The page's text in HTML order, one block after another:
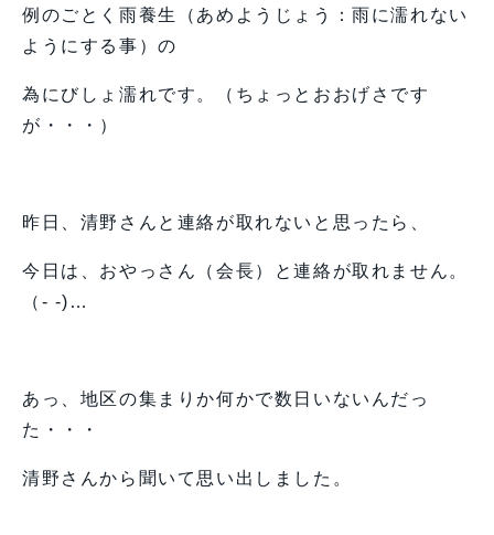
例のごとく雨養生（あめようじょう：雨に濡れない
ようにする事）の
為にびしょ濡れです。（ちょっとおおげさです
が・・・）
昨日、清野さんと連絡が取れないと思ったら、
今日は、おやっさん（会長）と連絡が取れません。
（- -)…
あっ、地区の集まりか何かで数日いないんだっ
た・・・
清野さんから聞いて思い出しました。